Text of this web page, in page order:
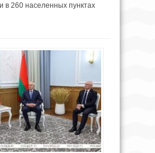
в 260 населенных пунктах